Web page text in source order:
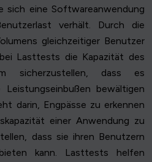
sich eine Softwareanwendung
verhält. Durch die
gleichzeitiger Benutzer
Lasttests die Kapazität des
sicherzustellen, dass es
Leistungseinbußen bewältigen
darin, Engpässe zu erkennen
einer Anwendung zu
dass sie ihren Benutzern
kann. Lasttests helfen